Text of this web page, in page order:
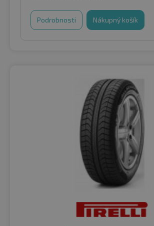
Podrobnosti Nákupný košík